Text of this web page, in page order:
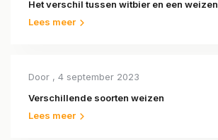
Het verschil tussen witbier en een weizen
Lees meer
Door , 4 september 2023
Verschillende soorten weizen
Lees meer